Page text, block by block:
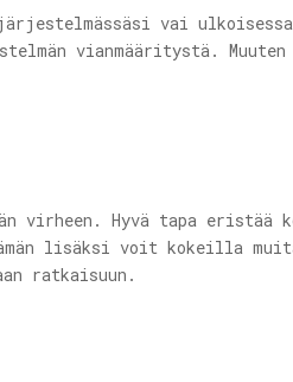
vai ulkoisessa
vianmääritystä.
virheen. Hyvä tapa
lisäksi voit kokeilla
ratkaisuun.